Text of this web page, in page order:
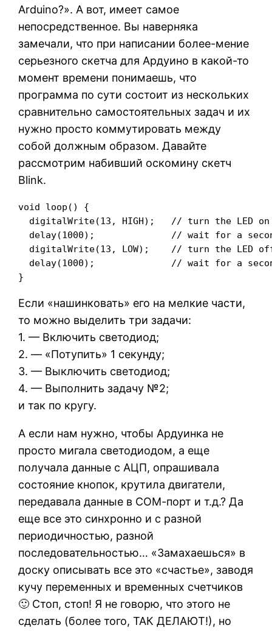
Arduino?». А вот, имеет самое
непосредственное. Вы наверняка
замечали, что при написании более-мение
серьезного скетча для Ардуино в какой-то
момент времени понимаешь, что
программа по сути состоит из нескольких
сравнительно самостоятельных задач и их
нужно просто коммутировать между
собой должным образом. Давайте
рассмотрим набивший оскомину скетч
Blink.
void loop() {
digitalWrite(13, HIGH);   // turn the LED
delay(1000);              // wait for a
digitalWrite(13, LOW);    // turn the LED
delay(1000);              // wait for a
}
Если «нашинковать» его на мелкие части,
то можно выделить три задачи:
1. — Включить светодиод;
2. — «Потупить» 1 секунду;
3. — Выключить светодиод;
4. — Выполнить задачу №2;
и так по кругу.
А если нам нужно, чтобы Ардуинка не
просто мигала светодиодом, а еще
получала данные с АЦП, опрашивала
состояние кнопок, крутила двигатели,
передавала данные в СОМ-порт и т.д.? Да
еще все это синхронно и с разной
периодичностью, разной
последовательностью… «Замахаешься» в
доску описывать все это «счастье», заводя
кучу переменных и временных счетчиков
🙂 Стоп, стоп! Я не говорю, что этого не
сделать (более того, ТАК ДЕЛАЮТ!), но